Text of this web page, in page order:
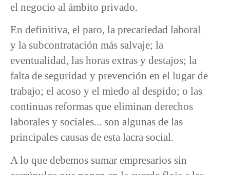
el negocio al ámbito privado.
En definitiva, el paro, la precariedad laboral
y la subcontratación más salvaje; la
eventualidad, las horas extras y destajos; la
falta de seguridad y prevención en el lugar de
trabajo; el acoso y el miedo al despido; o las
continuas reformas que eliminan derechos
laborales y sociales... son algunas de las
principales causas de esta lacra social.
A lo que debemos sumar empresarios sin